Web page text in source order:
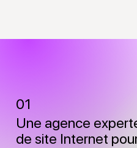
01
Une agence
de site Internet